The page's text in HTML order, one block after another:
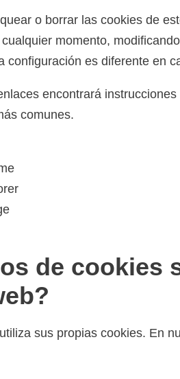
o borrar las cookies de
momento,
configuración es diferente en
encontrará
comunes.
de cookies
sus propias cookies. En